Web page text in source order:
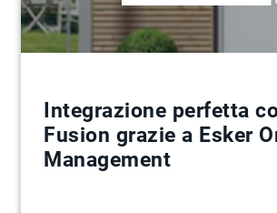
Integrazione perfetta
Fusion grazie a Esker
Management